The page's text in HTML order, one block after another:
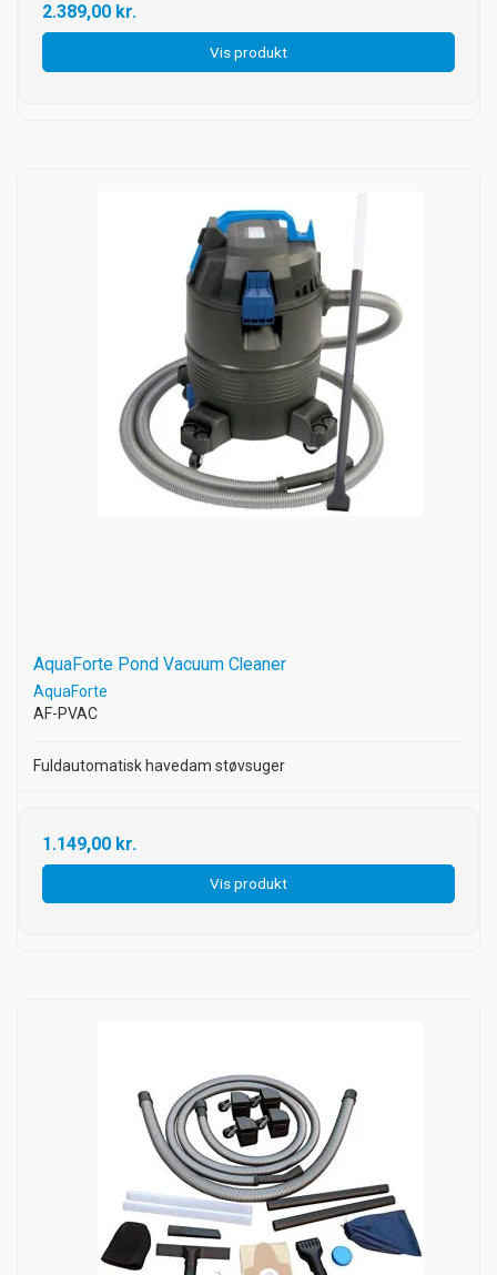
2.389,00 kr.
Vis produkt
AquaForte Pond Vacuum Cleaner
AquaForte
AF-PVAC
Fuldautomatisk havedam støvsuger
1.149,00 kr.
Vis produkt